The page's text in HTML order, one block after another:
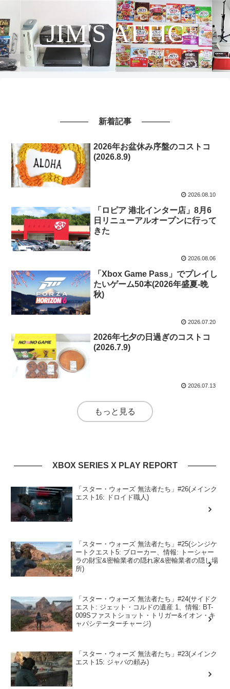
JIM'S ATTIC
新着記事
2026年お盆休み序盤のコストコ
(2026.8.9)
2026.08.10
「ロピア 港北インター店」8月6
日リニューアルオープンに行って
きた
2026.08.06
「Xbox Game Pass」でプレイし
たいゲーム50本(2026年盛夏-晩
秋)
2026.07.20
2026年七夕の日過ぎのコストコ
(2026.7.9)
2026.07.13
もっと見る
XBOX SERIES X PLAY REPORT
「スター・ウォーズ 無法者たち」#26(メインク
エスト16: ドロイド職人)
「スター・ウォーズ 無法者たち」#25(シンジケ
ートクエスト5: ブローカー、情報: トーシャー
ラの財宝&密輸業者の隠れ家&密輸業者の隠し場
所)
「スター・ウォーズ 無法者たち」#24(サイドク
エスト: ジェット・コルドの遺産 1、情報: BT-
009Sファストショット・トリガー&イオン・キ
ャパシテーターチャージ)
「スター・ウォーズ 無法者たち」#23(メインク
エスト15: ジャバの頼み)